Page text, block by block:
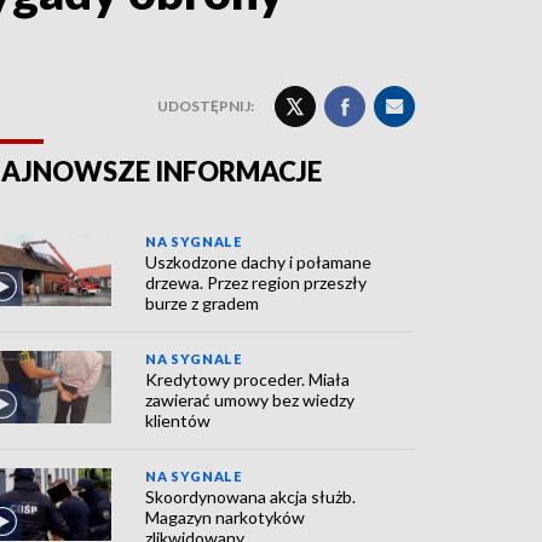
UDOSTĘPNIJ:
INFORMACJE
NA SYGNALE
Uszkodzone dachy i połamane
drzewa. Przez region przeszły
burze z gradem
NA SYGNALE
Kredytowy proceder. Miała
zawierać umowy bez wiedzy
klientów
NA SYGNALE
Skoordynowana akcja służb.
Magazyn narkotyków
zlikwidowany